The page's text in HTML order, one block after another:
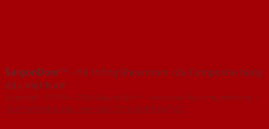
SaigonDoor™ - Hệ thống Showroom cửa Composite hàng
đầu Việt Nam
Copyright ⓒ 2016 – 2026 SaigonDoor™ - www.cuanhuacomposite.org |
Thiết kế Web & Vận hành bởi CÔNG NGHỆ VIỆT JSC